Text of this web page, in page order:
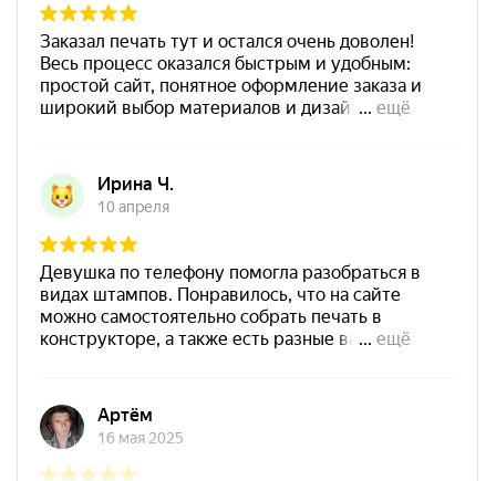
от 550
Печать ИП № Р69
700
Штемпельная подушка
1800
Спиртовая краска NORIS